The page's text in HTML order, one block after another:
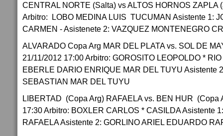
CENTRAL NORTE (Salta) vs ALTOS HORNOS ZAPLA
Arbitro: LOBO MEDINA LUIS TUCUMAN Asistente 1:
CARMEN - Asistenete 2: VAZQUEZ MONTENEGRO
ALVARADO Copa Arg MAR DEL PLATA vs. SOL DE
21/11/2012 17:00 Arbitro: GOROSITO LEOPOLDO *
EBERLE DARIO ENRIQUE MAR DEL TUYU Asistente
SEBASTIAN MAR DEL TUYU
LIBERTAD (Copa Arg) RAFAELA vs. BEN HUR (Copa
17:30 Arbitro: BOXLER CARLOS * CASILDA Asistente
RAFAELA Asistente 2: GORLINO ARIEL EDUARDO